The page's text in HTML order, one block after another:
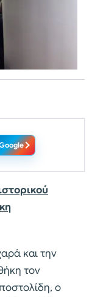
και την
τον
ο